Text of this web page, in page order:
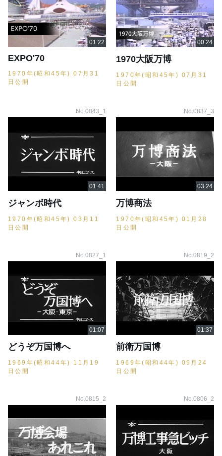
EXPO'70
1970年(昭和45年) 07月31
日公開
1970大阪万博
1970年(昭和45年) 07月31
日公開
No.0843_1
ジャンボ時代
1970年(昭和45年) 03月11
日公開
No.0837_3
万博商法
1970年(昭和45年) 01月28
日公開
No.0827_1
どうぞ万国博へ
1969年(昭和44年) 11月19
日公開
No.0819_2
前衛万国博
1969年(昭和44年) 09月24
日公開
No.0815_2 No.0806_2